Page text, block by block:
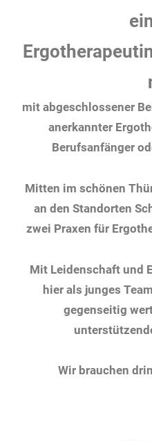
mit abgeschlossener
anerkannter
Berufsanfänger
Mitten im schönen
an den Standorten
zwei Praxen für
Mit Leidenschaft und
hier als junges
gegenseitig
Wir brauchen